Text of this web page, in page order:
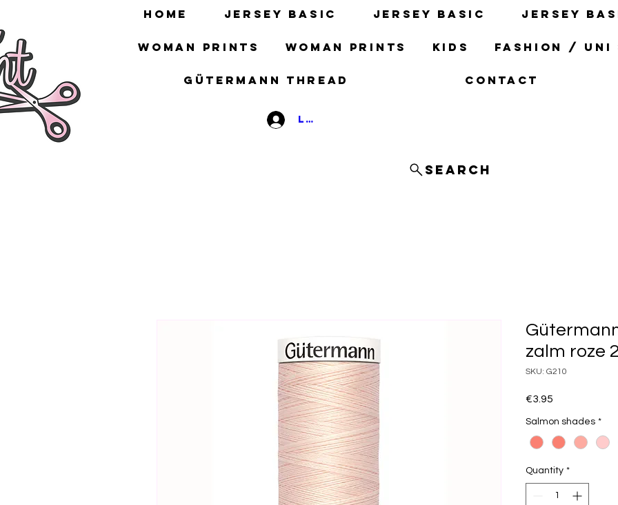
HOME Jersey basic Jersey basic Jersey
Woman prints Woman prints Kids fashion / uni
gütermann thread Contact
Log In
Search
zalm roze
SKU: G210
€3.95
Salmon shades *
Quantity *